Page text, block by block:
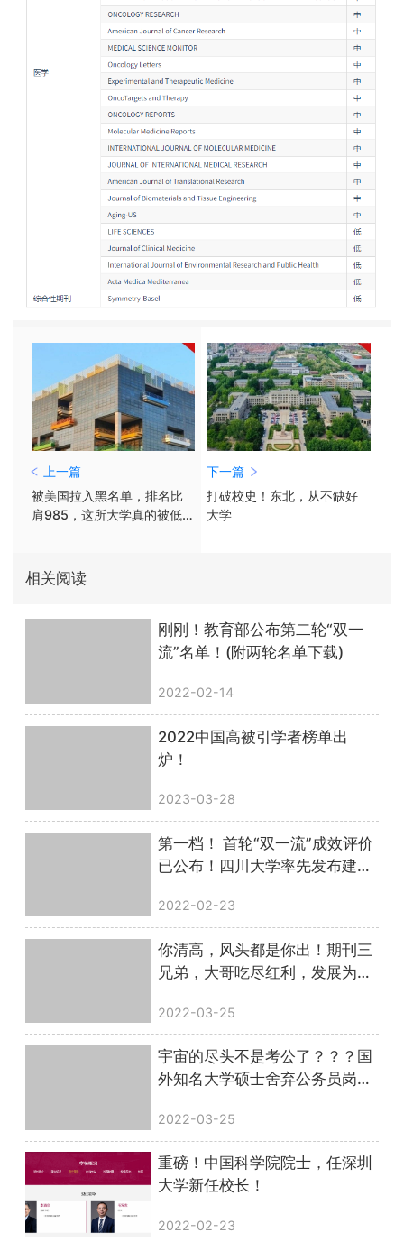
上一篇
被美国拉入黑名单，排名比
肩985，这所大学真的被低估
下一篇
打破校史！东北，从不缺好
大学
相关阅读
刚刚！教育部公布第二轮“双一
流”名单！(附两轮名单下载)
2022-02-14
2022中国高被引学者榜单出
炉！
2023-03-28
第一档！ 首轮“双一流”成效评价
已公布！四川大学率先发布建设
2022-02-23
你清高，风头都是你出！期刊三
兄弟，大哥吃尽红利，发展为领
2022-03-25
宇宙的尽头不是考公了？？？国
外知名大学硕士舍弃公务员岗
2022-03-25
重磅！中国科学院院士，任深圳
大学新任校长！
2022-02-23